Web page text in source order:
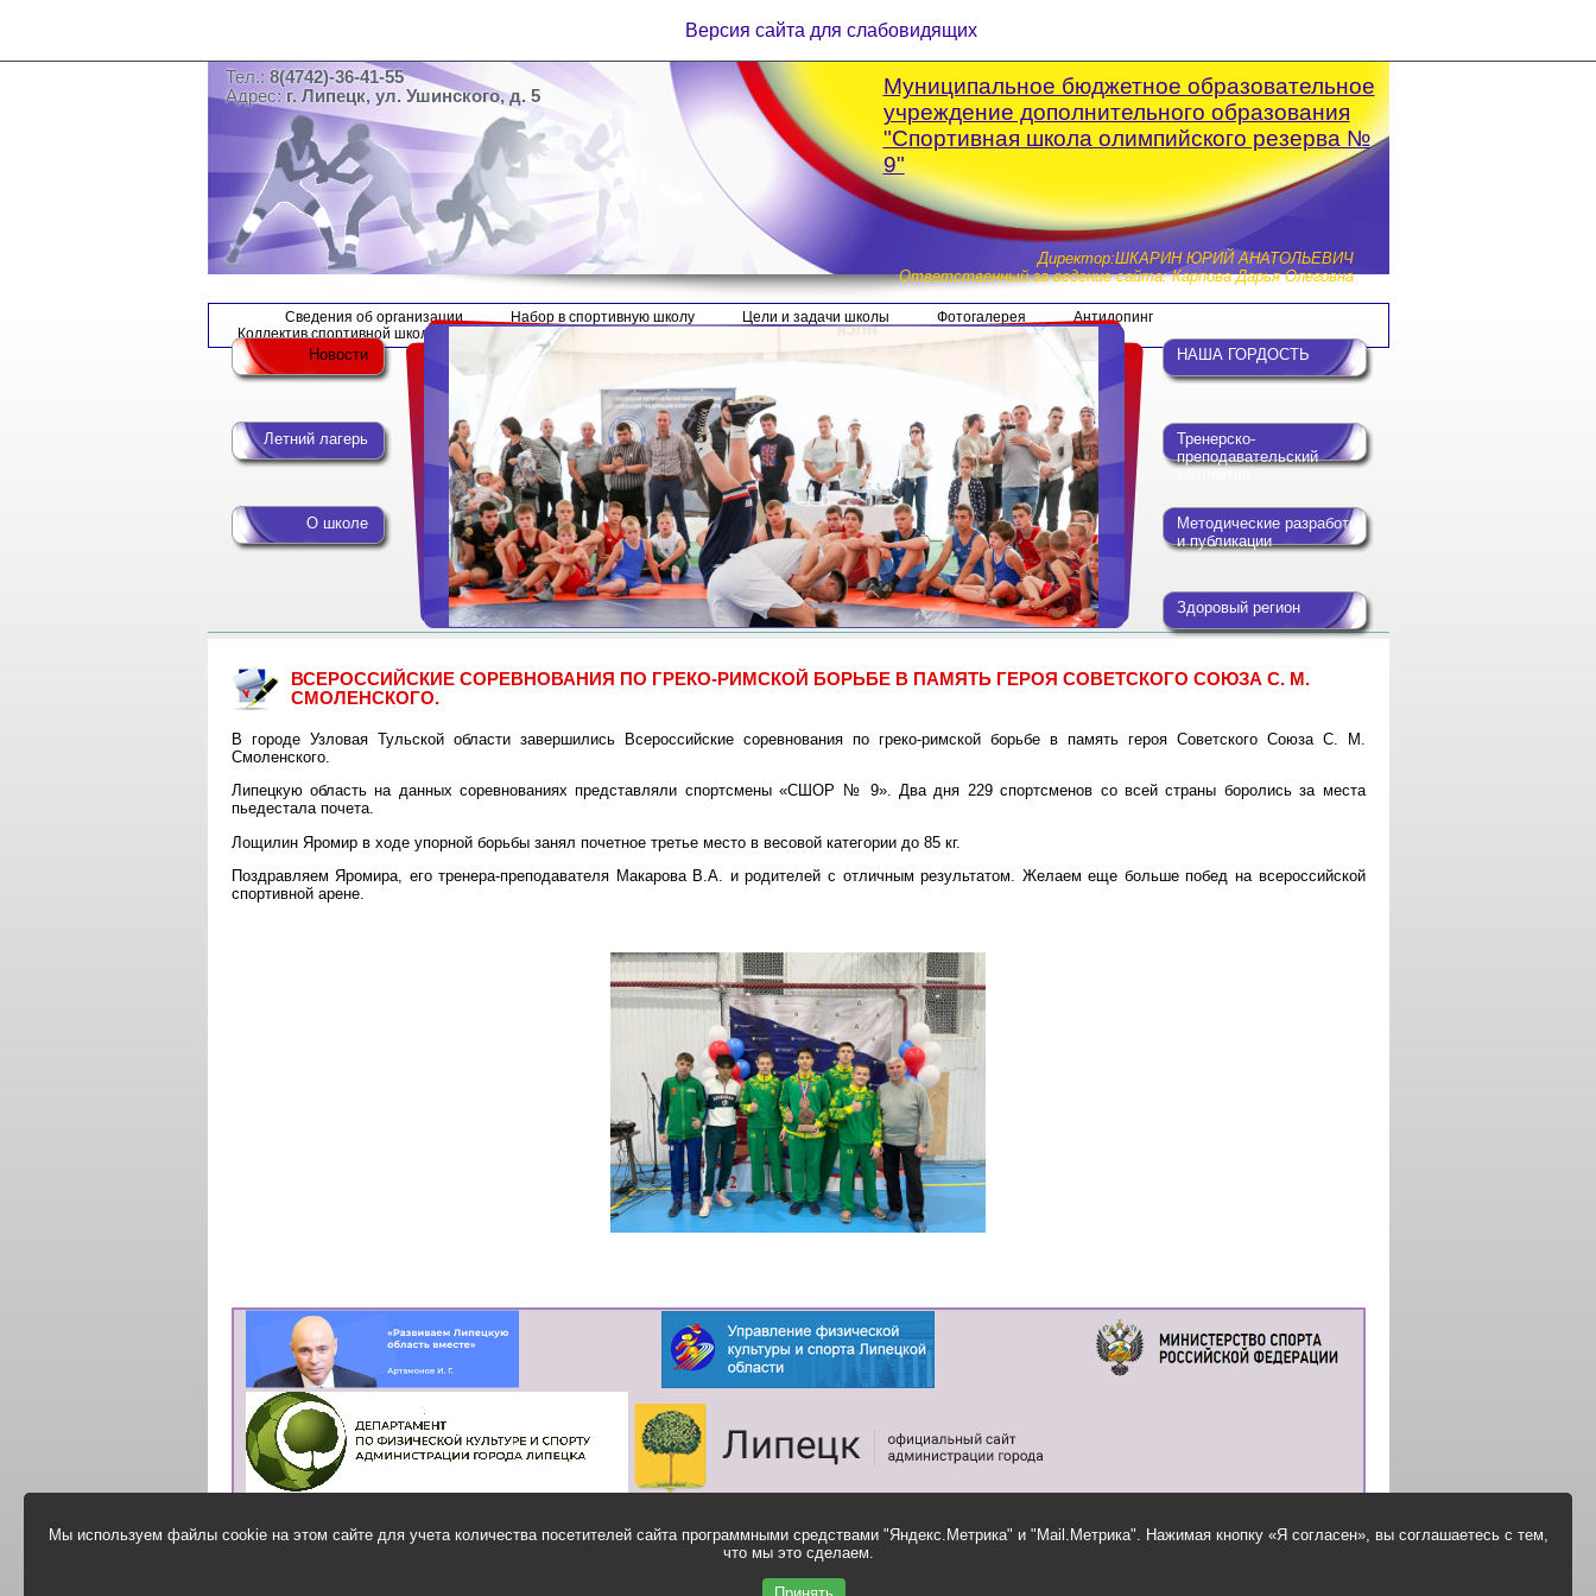
Версия сайта для слабовидящих
Тел.: 8(4742)-36-41-55
Адрес: г. Липецк, ул. Ушинского, д. 5
Муниципальное бюджетное образовательное
учреждение дополнительного образования
"Спортивная школа олимпийского резерва №
9"
Директор:ШКАРИН ЮРИЙ АНАТОЛЬЕВИЧ
Ответственный за ведение сайта: Карпова Дарья Олеговна
Сведения об организации Набор в спортивную школу Цели и задачи школы Фотогалерея
Антидопинг
Коллектив спортивной школы
Мы используем файлы cookie на этом сайте для учета количества посетителей сайта программными средствами "Яндекс.Метрика" и "Mail.Метрика". Нажимая кнопку «Я согласен», вы соглашаетесь с тем,
что мы это сделаем.
Новости
Летний лагерь
О школе
НАША ГОРДОСТЬ
Тренерско-
преподавательский
Методические разработки
и публикации
Здоровый регион
ВСЕРОССИЙСКИЕ СОРЕВНОВАНИЯ ПО ГРЕКО-РИМСКОЙ БОРЬБЕ В ПАМЯТЬ ГЕРОЯ СОВЕТСКОГО СОЮЗА С. М.
СМОЛЕНСКОГО.
В городе Узловая Тульской области завершились Всероссийские соревнования по греко-римской борьбе в память героя Советского Союза С. М.
Смоленского.
Липецкую область на данных соревнованиях представляли спортсмены «СШОР № 9». Два дня 229 спортсменов со всей страны боролись за места
пьедестала почета.
Лощилин Яромир в ходе упорной борьбы занял почетное третье место в весовой категории до 85 кг.
Поздравляем Яромира, его тренера-преподавателя Макарова В.А. и родителей с отличным результатом. Желаем еще больше побед на всероссийской
спортивной арене.
Обратная связь